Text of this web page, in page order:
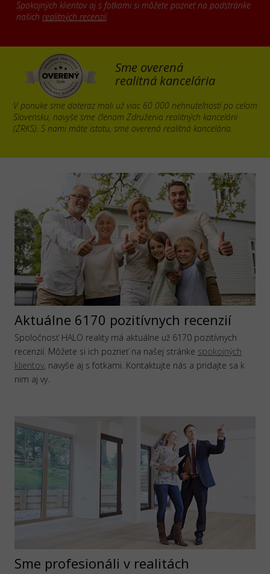
Spokojných klientov aj s fotkami si môžete pozrieť na podstránke
našich realitných recenzií.
Sme overená
realitná kancelária
V ponuke sme doteraz mali už viac 60 000 nehnuteľností po celom
Slovensku, navyše sme členom Združenia realitných kancelárii
(ZRKS). S nami máte istotu, sme overená realitná kancelária.
Aktuálne 6170 pozitívnych recenzií
Spoločnosť HALO reality má aktuálne už 6170 pozitívnych
recenzií. Môžete si ich pozrieť na našej stránke spokojných
klientov, navyše aj s fotkami. Kontaktujte nás a pridajte sa k
nim aj vy.
Sme profesionáli v realitách